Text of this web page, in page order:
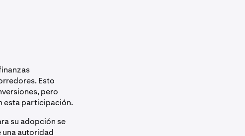
Esto
pero
esta participación.
su adopción se
una autoridad